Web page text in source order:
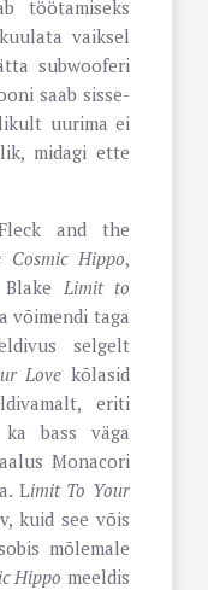
töötamiseks
vaiksel
subwooferi
saab sisse-
uurima ei
midagi ette
and the
Hippo,
Limit to
võimendi taga
selgelt
Love kõlasid
eriti
bass väga
Monacori
Limit To Your
kuid see võis
mõlemale
Hippo meeldis